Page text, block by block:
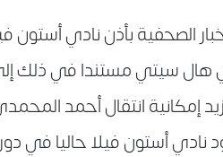
الصحفية بأذن نادي أستون
سيتي مستندا في ذلك
إمكانية انتقال أحمد
أستون فيلا حاليا في دوري